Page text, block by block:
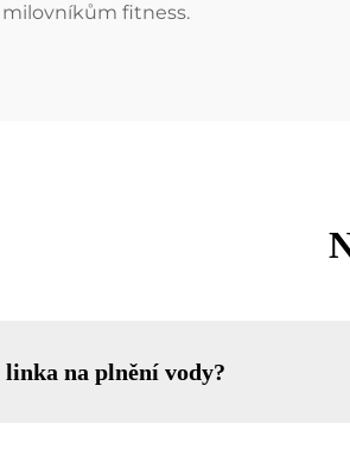
fitness.
na plnění vody?